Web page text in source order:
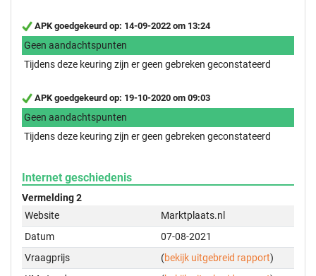
APK goedgekeurd op: 14-09-2022 om 13:24
Geen aandachtspunten
Tijdens deze keuring zijn er geen gebreken geconstateerd
APK goedgekeurd op: 19-10-2020 om 09:03
Geen aandachtspunten
Tijdens deze keuring zijn er geen gebreken geconstateerd
Internet geschiedenis
Vermelding 2
Website
Marktplaats.nl
Datum
07-08-2021
Vraagprijs
(bekijk uitgebreid rapport)